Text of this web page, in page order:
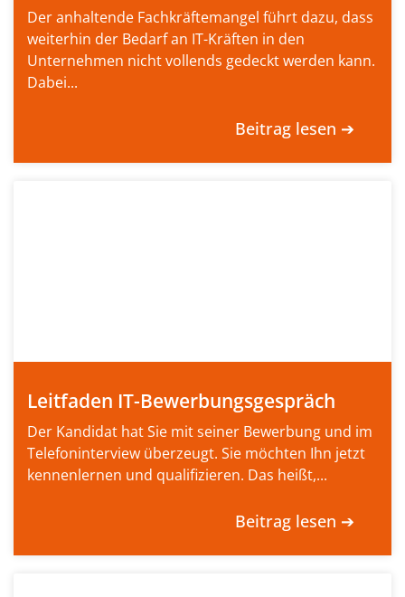
Der anhaltende Fachkräftemangel führt dazu, dass
weiterhin der Bedarf an IT-Kräften in den
Unternehmen nicht vollends gedeckt werden kann.
Dabei...
Beitrag lesen ➔
Leitfaden IT-Bewerbungsgespräch
Der Kandidat hat Sie mit seiner Bewerbung und im
Telefoninterview überzeugt. Sie möchten Ihn jetzt
kennenlernen und qualifizieren. Das heißt,...
Beitrag lesen ➔